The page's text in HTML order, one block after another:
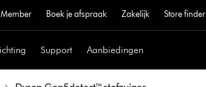
Boek je afspraak Zakelijk Store finder
Support Aanbiedingen